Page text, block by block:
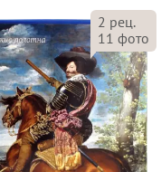
2 рец.
11 фото